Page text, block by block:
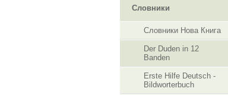
Словники
Словники Нова Книга
Der Duden in 12
Banden
Erste Hilfe Deutsch -
Bildworterbuch